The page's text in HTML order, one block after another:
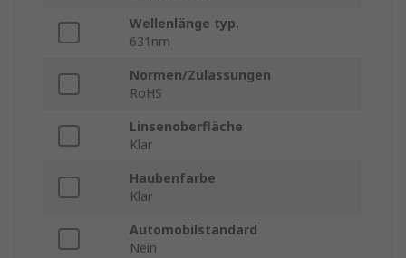
Wellenlänge typ.
631nm
Normen/Zulassungen
RoHS
Linsenoberfläche
Klar
Haubenfarbe
Klar
Automobilstandard
Nein